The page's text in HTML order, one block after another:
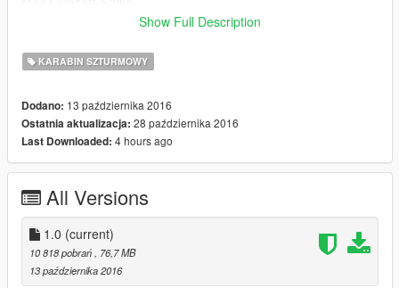
M4A4-Modern Hunter
M4A4-Radiation Hazard
Follow me in:
https://www.youtube.com/GTAModsSA
https://www.facebook.com/ModsGrandTheftAutoV/
Show Full Description
KARABIN SZTURMOWY
Dodano: 13 października 2016
Ostatnia aktualizacja: 28 października 2016
Last Downloaded: 4 hours ago
All Versions
1.0 (current)
10 818 pobrań
, 76,7 MB
13 października 2016